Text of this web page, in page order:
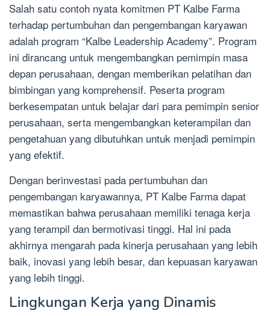
Salah satu contoh nyata komitmen PT Kalbe Farma
terhadap pertumbuhan dan pengembangan karyawan
adalah program “Kalbe Leadership Academy”. Program
ini dirancang untuk mengembangkan pemimpin masa
depan perusahaan, dengan memberikan pelatihan dan
bimbingan yang komprehensif. Peserta program
berkesempatan untuk belajar dari para pemimpin senior
perusahaan, serta mengembangkan keterampilan dan
pengetahuan yang dibutuhkan untuk menjadi pemimpin
yang efektif.
Dengan berinvestasi pada pertumbuhan dan
pengembangan karyawannya, PT Kalbe Farma dapat
memastikan bahwa perusahaan memiliki tenaga kerja
yang terampil dan bermotivasi tinggi. Hal ini pada
akhirnya mengarah pada kinerja perusahaan yang lebih
baik, inovasi yang lebih besar, dan kepuasan karyawan
yang lebih tinggi.
Lingkungan Kerja yang Dinamis